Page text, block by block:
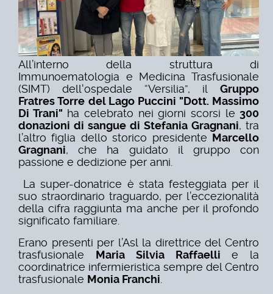
All’interno della struttura di
Immunoematologia e Medicina Trasfusionale
(SIMT) dell'ospedale “Versilia”, ilGruppo
Fratres Torre del Lago Puccini "Dott. Massimo
Di Trani" ha celebrato nei giorni scorsi le 300
donazioni di sangue di Stefania Gragnani, tra
l’altro figlia dello storico presidente Marcello
Gragnani,
che ha guidato il gruppo con
passione e dedizione per anni.
La super-donatrice è stata festeggiata per il
suo straordinario traguardo, per l’eccezionalità
della cifra raggiunta ma anche per il profondo
significato familiare.
Erano presenti per l’Asl la direttrice del Centro
trasfusionale Maria Silvia Raffaelli e la
coordinatrice infermieristica sempre del Centro
trasfusionale Monia Franchi